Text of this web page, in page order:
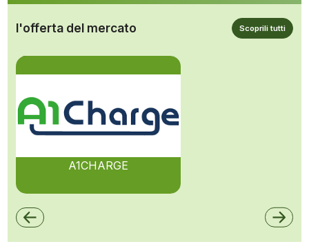
l'offerta del mercato Scoprili tutti
A1CHARGE